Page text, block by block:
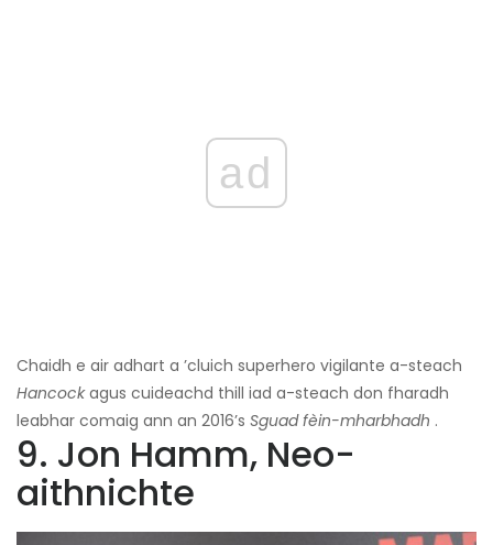
ad
Chaidh e air adhart a ’cluich superhero vigilante a-steach
Hancockagus cuideachd thill iad a-steach don fharadh
leabhar comaig ann an 2016’s Sguad fèin-mharbhadh .
9. Jon Hamm, Neo-
aithnichte